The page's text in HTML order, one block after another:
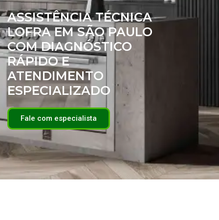
ASSISTÊNCIA TÉCNICA
LOFRA EM SÃO PAULO
COM DIAGNÓSTICO
RÁPIDO E
ATENDIMENTO
ESPECIALIZADO
Fale com especialista